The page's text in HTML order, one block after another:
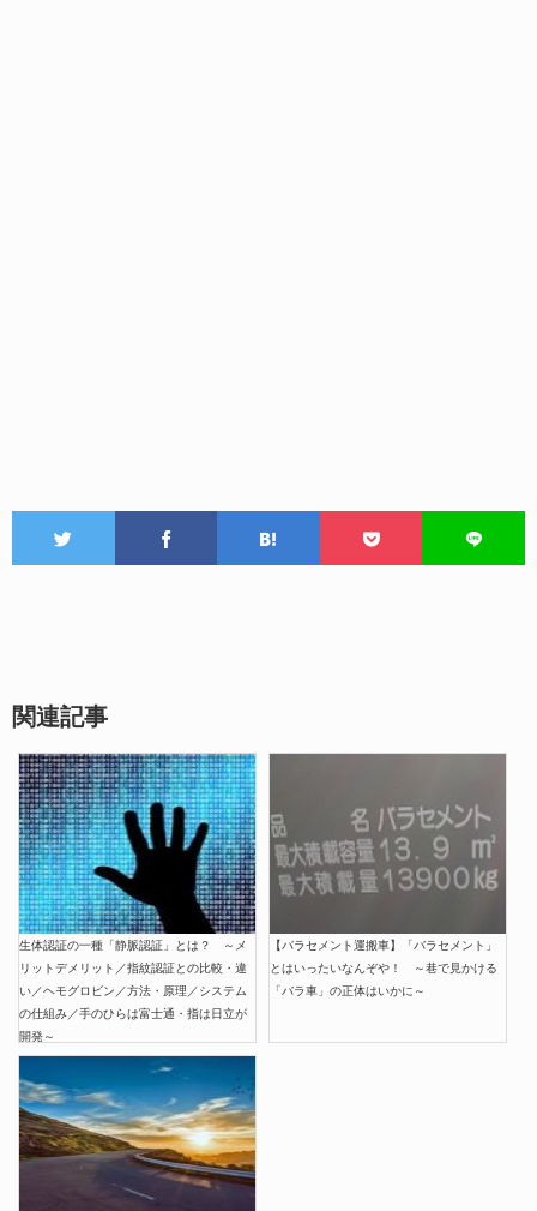
関連記事
生体認証の一種「静脈認証」とは？ ～メ
リットデメリット／指紋認証との比較・違
い／ヘモグロビン／方法・原理／システム
の仕組み／手のひらは富士通・指は日立が
開発～
【バラセメント運搬車】「バラセメント」
とはいったいなんぞや！ ～巷で見かける
「バラ車」の正体はいかに～